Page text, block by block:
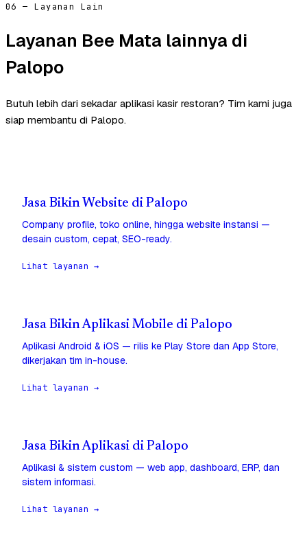
06 — Layanan Lain
Layanan Bee Mata lainnya di
Palopo
Butuh lebih dari sekadar aplikasi kasir restoran? Tim kami juga
siap membantu di Palopo.
Jasa Bikin Website di Palopo
Company profile, toko online, hingga website instansi —
desain custom, cepat, SEO-ready.
Lihat layanan →
Jasa Bikin Aplikasi Mobile di Palopo
Aplikasi Android & iOS — rilis ke Play Store dan App Store,
dikerjakan tim in-house.
Lihat layanan →
Jasa Bikin Aplikasi di Palopo
Aplikasi & sistem custom — web app, dashboard, ERP, dan
sistem informasi.
Lihat layanan →